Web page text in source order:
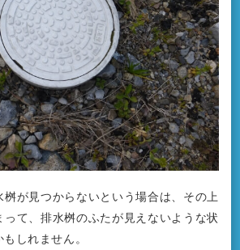
桝が見つからないという場合は、その上
って、排水桝のふたが見えないような状
しれません。